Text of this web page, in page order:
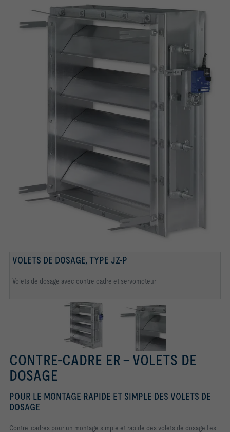
VOLETS DE DOSAGE, TYPE JZ-P
Volets de dosage avec contre cadre et servomoteur
CONTRE-CADRE ER – VOLETS DE
DOSAGE
POUR LE MONTAGE RAPIDE ET SIMPLE DES VOLETS DE
DOSAGE
Contre-cadres pour un montage simple et rapide des volets de dosage Les